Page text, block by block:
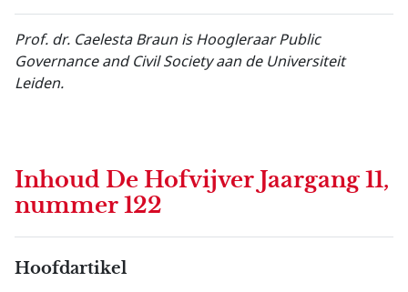
Prof. dr. Caelesta Braun is Hoogleraar Public
Governance and Civil Society aan de Universiteit
Leiden.
Inhoud De Hofvijver Jaargang 11,
nummer 122
Hoofdartikel